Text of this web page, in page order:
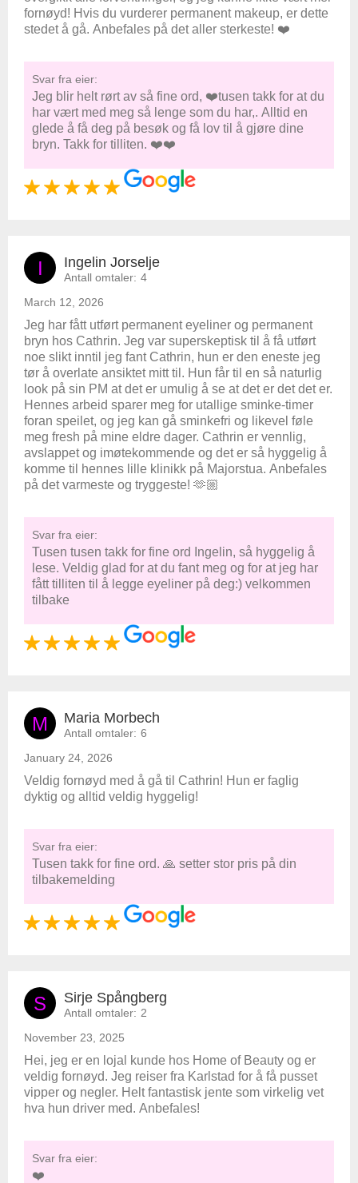
fornøyd! Hvis du vurderer permanent makeup, er dette
stedet å gå. Anbefales på det aller sterkeste! ❤️
Svar fra eier:
Jeg blir helt rørt av så fine ord, ❤️tusen takk for at du
har vært med meg så lenge som du har,. Alltid en
glede å få deg på besøk og få lov til å gjøre dine
bryn. Takk for tilliten. ❤️❤️
I Ingelin Jorselje
Antall omtaler: 4
March 12, 2026
Jeg har fått utført permanent eyeliner og permanent
bryn hos Cathrin. Jeg var superskeptisk til å få utført
noe slikt inntil jeg fant Cathrin, hun er den eneste jeg
tør å overlate ansiktet mitt til. Hun får til en så naturlig
look på sin PM at det er umulig å se at det er det det er.
Hennes arbeid sparer meg for utallige sminke-timer
foran speilet, og jeg kan gå sminkefri og likevel føle
meg fresh på mine eldre dager. Cathrin er vennlig,
avslappet og imøtekommende og det er så hyggelig å
komme til hennes lille klinikk på Majorstua. Anbefales
på det varmeste og tryggeste! 🫶🏼
Svar fra eier:
Tusen tusen takk for fine ord Ingelin, så hyggelig å
lese. Veldig glad for at du fant meg og for at jeg har
fått tilliten til å legge eyeliner på deg:) velkommen
tilbake
M Maria Morbech
Antall omtaler: 6
January 24, 2026
Veldig fornøyd med å gå til Cathrin! Hun er faglig
dyktig og alltid veldig hyggelig!
Svar fra eier:
Tusen takk for fine ord. 🙏 setter stor pris på din
tilbakemelding
S Sirje Spångberg
Antall omtaler: 2
November 23, 2025
Hei, jeg er en lojal kunde hos Home of Beauty og er
veldig fornøyd. Jeg reiser fra Karlstad for å få pusset
vipper og negler. Helt fantastisk jente som virkelig vet
hva hun driver med. Anbefales!
Svar fra eier:
❤️